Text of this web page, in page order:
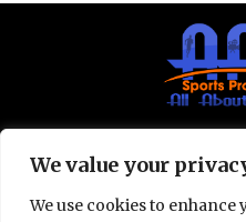
We value your
We use cookies to
© All Rights